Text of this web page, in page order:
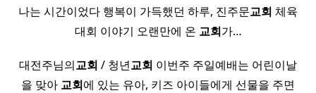
나는 시간이었다 행복이 가득했던 하루, 진주문교회 체육
대회 이야기 오랜만에 온 교회가…
대전주님의교회 / 청년교회 이번주 주일예배는 어린이날
을 맞아 교회에 있는 유아, 키즈 아이들에게 선물을 주면